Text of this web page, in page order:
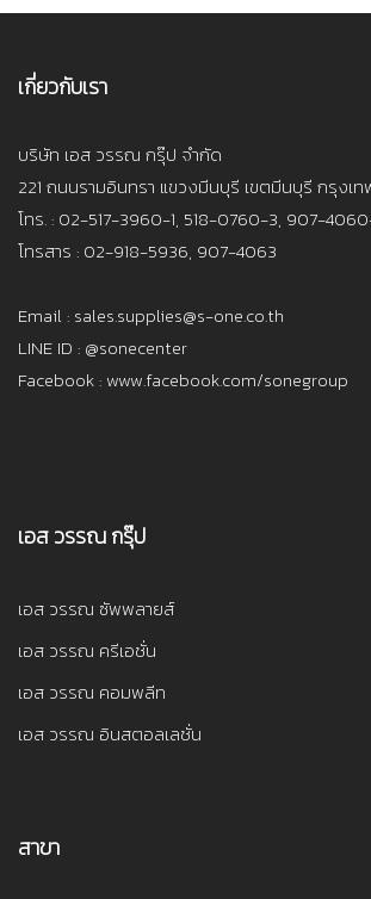
เกี่ยวกับเรา
บริษัท เอส วรรณ กรุ๊ป จำกัด
221 ถนนรามอินทรา แขวงมีนบุรี เขตมีนบุรี กรุงเท
โทร. : 02-517-3960-1, 518-0760-3, 907-
โทรสาร : 02-918-5936, 907-4063
Email : sales.supplies@s-one.co.th
LINE ID : @sonecenter
Facebook : www.facebook.com/sonegroup
เอส วรรณ กรุ๊ป
เอส วรรณ ซัพพลายส์
เอส วรรณ ครีเอชั่น
เอส วรรณ คอมพลีท
เอส วรรณ อินสตอลเลชั่น
สาขา